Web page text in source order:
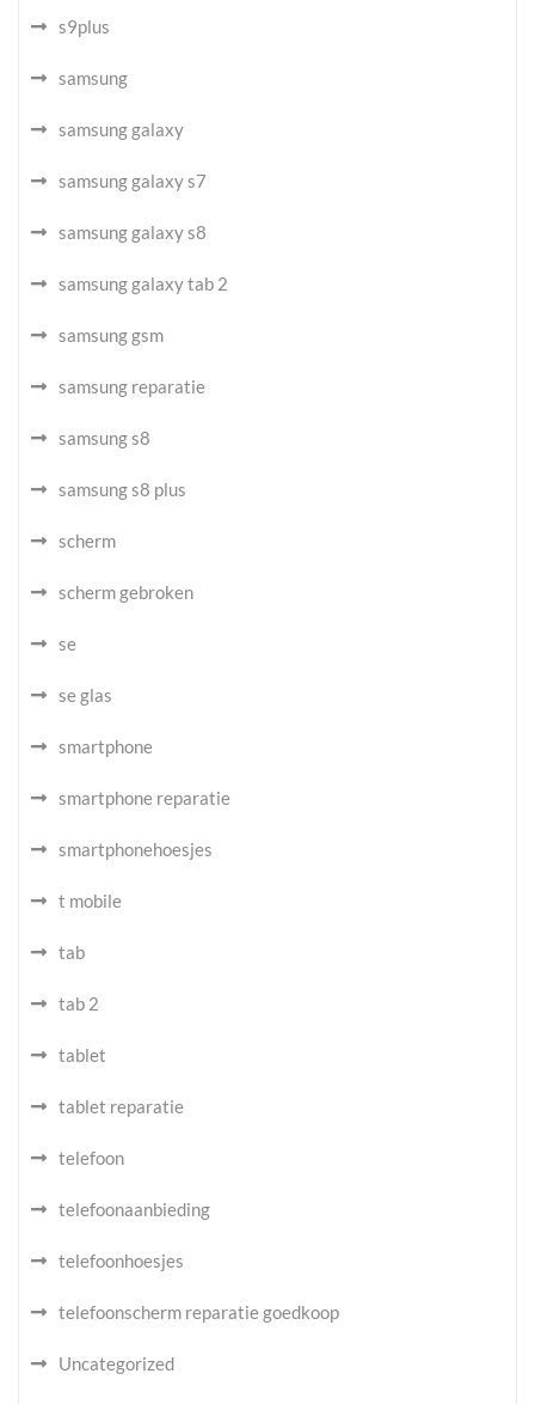
s9plus
samsung
samsung galaxy
samsung galaxy s7
samsung galaxy s8
samsung galaxy tab 2
samsung gsm
samsung reparatie
samsung s8
samsung s8 plus
scherm
scherm gebroken
se
se glas
smartphone
smartphone reparatie
smartphonehoesjes
t mobile
tab
tab 2
tablet
tablet reparatie
telefoon
telefoonaanbieding
telefoonhoesjes
telefoonscherm reparatie goedkoop
Uncategorized